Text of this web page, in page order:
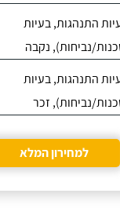
התנהגות, בעיות
נביחות), נקבה
התנהגות, בעיות
נביחות), זכר
למחירון המלא